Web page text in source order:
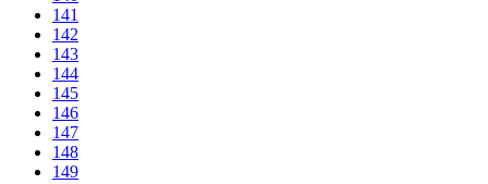
141
142
143
144
145
146
147
148
149